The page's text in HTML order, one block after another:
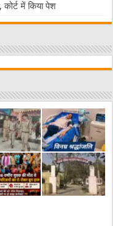
कोर्ट में किया पेश